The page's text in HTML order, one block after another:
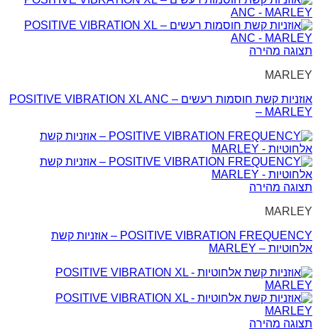
תצוגה מהירה
MARLEY
אוזניות קשת חוסמות רעשים – POSITIVE VIBRATION XL ANC
– MARLEY
תצוגה מהירה
MARLEY
POSITIVE VIBRATION FREQUENCY – אוזניות קשת
אלחוטיות – MARLEY
תצוגה מהירה